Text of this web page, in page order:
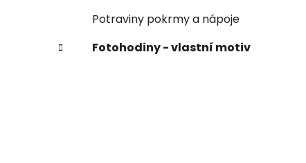
Potraviny pokrmy a nápoje
Fotohodiny - vlastní motiv